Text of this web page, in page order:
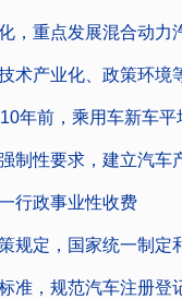
，重点发展混合动力
术产业化、政策环境
前，乘用车新车平
制性要求，建立汽车
政事业性收费
定，国家统一制定和
准，规范汽车注册登